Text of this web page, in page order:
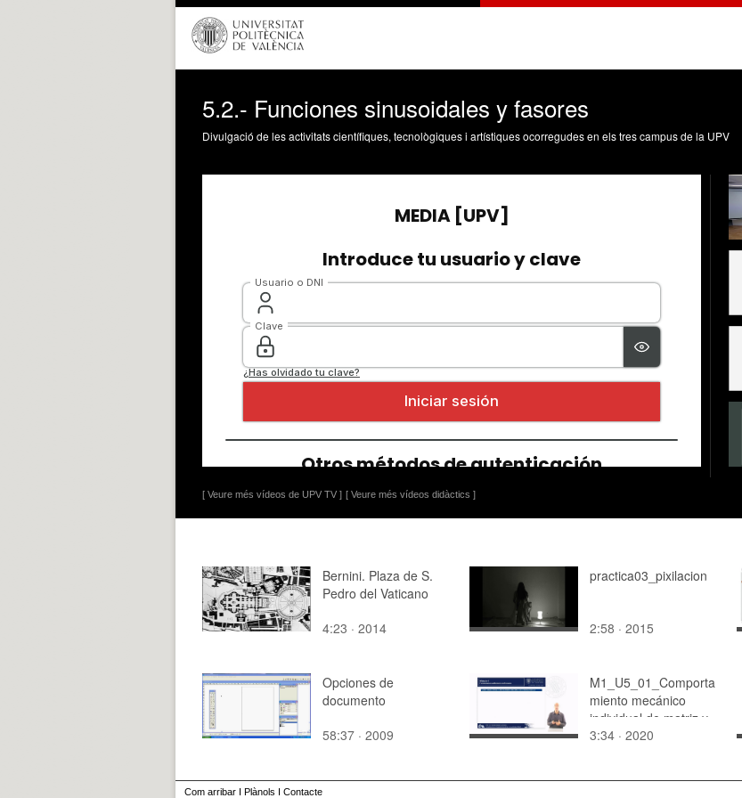
5.2.- Funciones sinusoidales y fasores
Divulgació de les activitats científiques, tecnològiques i artístiques ocorregudes en els tres campus de la UPV
[ Veure més vídeos de UPV TV ] [ Veure més vídeos didàctics ]
Bernini. Plaza de S.
Pedro del Vaticano
4:23 · 2014
practica03_pixilacion
2:58 · 2015
Opciones de
documento
58:37 · 2009
M1_U5_01_Comporta
miento mecánico
individual de matriz y
fibra
3:34 · 2020
Com arribar I Plànols I Contacte